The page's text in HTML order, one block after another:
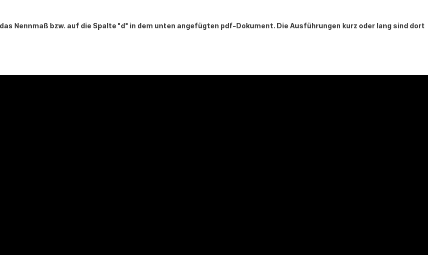
Nennmaß bzw. auf die Spalte "d" in dem unten angefügten pdf-Dokument. Die Ausführungen kurz oder lang sind dort